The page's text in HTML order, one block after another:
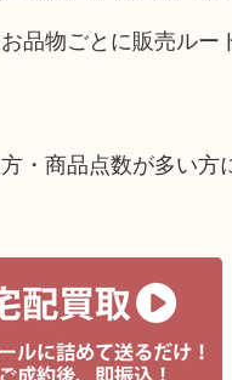
品物ごとに販売ルー
・商品点数が多い方